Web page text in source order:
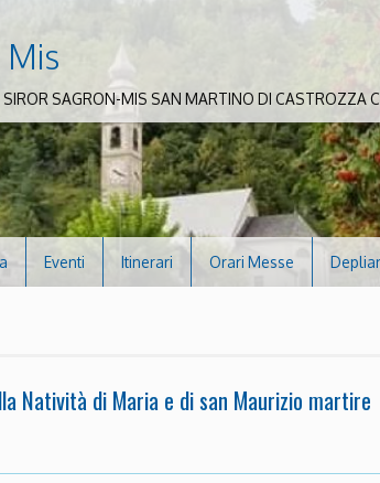
Mis
SAGRON-MIS SAN MARTINO DI CASTROZZA
Eventi Itinerari Orari Messe
Natività di Maria e di san Maurizio martire